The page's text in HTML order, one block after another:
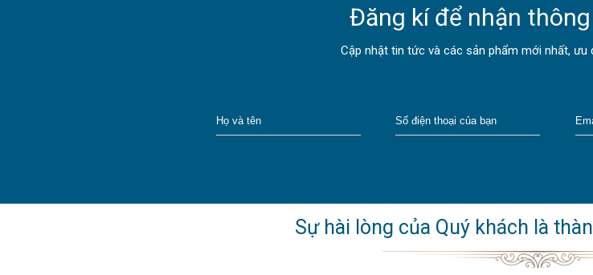
Đăng kí để nhận
Cập nhật tin tức và các sản phẩm mới nhất,
Sự hài lòng của Quý khách là